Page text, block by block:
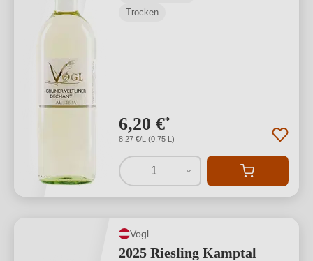
Trocken
6,20 €*
8,27 €/L (0,75 L)
1
Vogl
2025 Riesling Kamptal